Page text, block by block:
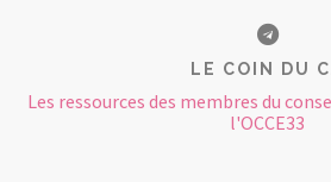
LE COIN DU
Les ressources des membres du
l'OCCE33